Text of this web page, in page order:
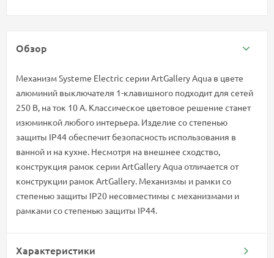
Обзор
Механизм Systeme Electric серии ArtGallery Aqua в цвете
алюминий выключателя 1-клавишного подходит для сетей
250 В, на ток 10 А. Классическое цветовое решение станет
изюминкой любого интерьера. Изделие со степенью
защиты IP44 обеспечит безопасность использования в
ванной и на кухне. Несмотря на внешнее сходство,
конструкция рамок серии ArtGallery Aqua отличается от
конструкции рамок ArtGallery. Механизмы и рамки со
степенью защиты IP20 несовместимы с механизмами и
рамками со степенью защиты IP44.
Характеристики